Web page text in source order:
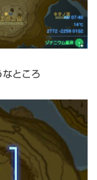
なところ